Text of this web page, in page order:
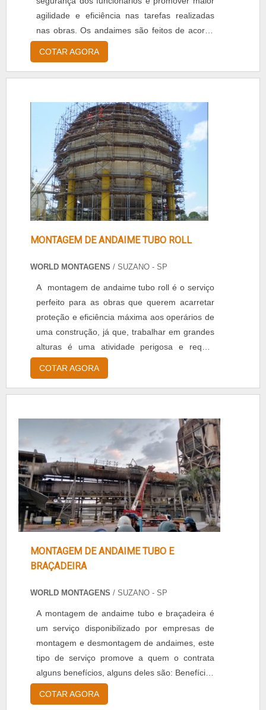
agilidade e eficiência nas tarefas realizadas
nas obras. Os andaimes são feitos de acordo
com as demandas de cada serviço e contam
com barras de aço galvanizados, que são
e sólida. A locação deste aparelho, promove
ao usuário q...
COTAR AGORA
MONTAGEM DE ANDAIME TUBO ROLL
WORLD MONTAGENS / SUZANO - SP
A montagem de andaime tubo roll é o serviço
perfeito para as obras que querem acarretar
proteção e eficiência máxima aos operários de
uma construção, já que, trabalhar em grandes
alturas é uma atividade perigosa e requer
equipamentos de segurança e profissionais
capacitados. Onde encontrar o produto
tipos de estruturas e obras, o andaime tubo roll
COTAR AGORA
MONTAGEM DE ANDAIME TUBO E
BRAÇADEIRA
WORLD MONTAGENS / SUZANO - SP
A montagem de andaime tubo e braçadeira é
um serviço disponibilizado por empresas de
montagem e desmontagem de andaimes, este
tipo de serviço promove a quem o contrata
alguns benefícios, alguns deles são: Benefícios
Agilidade a obra, Maior segurança aos
COTAR AGORA